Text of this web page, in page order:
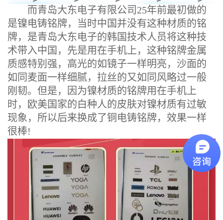
而青岛大东电子有限公司25年前最初做的
是镍电铸铭牌，当时中国并没有这种材质的铭
牌，是青岛大东电子的韩国技术人员将这种技
术带入中国，先是用在手机上，这种铭牌金属
质感特别强，高光的如镜子一样明亮，沙面的
如同麦面一样细腻，拉丝的又如同风略过一般
刚韧。但是，因为镍材质的铭牌用在手机上
时，欧美国家的白种人的皮肤对镍材质有过敏
现象，所以后来换成了铜电铸铭牌，效果一样
很棒!